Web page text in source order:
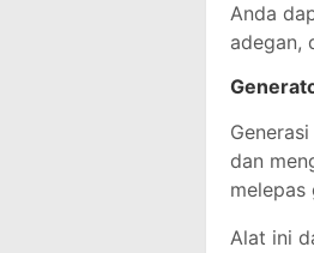
Anda
adegan,
dan
melepas
Alat ini